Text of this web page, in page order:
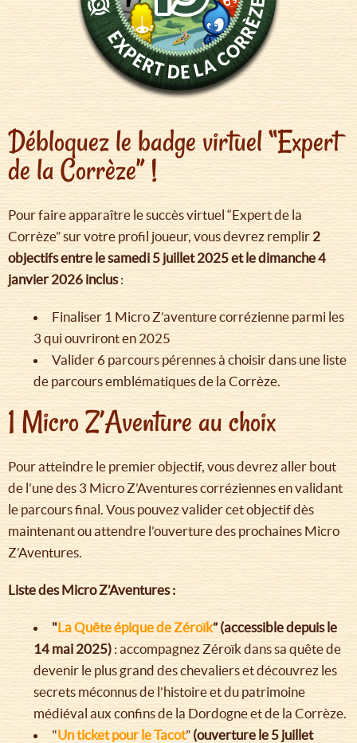
Débloquez le badge virtuel “Expert
de la Corrèze” !
Pour faire apparaître le succès virtuel “Expert de la
Corrèze” sur votre profil joueur, vous devrez remplir 2
objectifs entre le samedi 5 juillet 2025 et le dimanche 4
janvier 2026 inclus:
Finaliser 1 Micro Z’aventure corrézienne parmi les
3 qui ouvriront en 2025
Valider 6 parcours pérennes à choisir dans une liste
de parcours emblématiques de la Corrèze.
1 Micro Z’Aventure au choix
Pour atteindre le premier objectif, vous devrez aller bout
de l’une des 3 Micro Z’Aventures corréziennes en validant
le parcours final. Vous pouvez valider cet objectif dès
maintenant ou attendre l’ouverture des prochaines Micro
Z’Aventures.
Liste des Micro Z’Aventures :
"La Quête épique de Zéroïk” (accessible depuis le
14 mai 2025) : accompagnez Zéroïk dans sa quête de
devenir le plus grand des chevaliers et découvrez les
secrets méconnus de l’histoire et du patrimoine
médiéval aux confins de la Dordogne et de la Corrèze.
"Un ticket pour le Tacot” (ouverture le 5 juillet